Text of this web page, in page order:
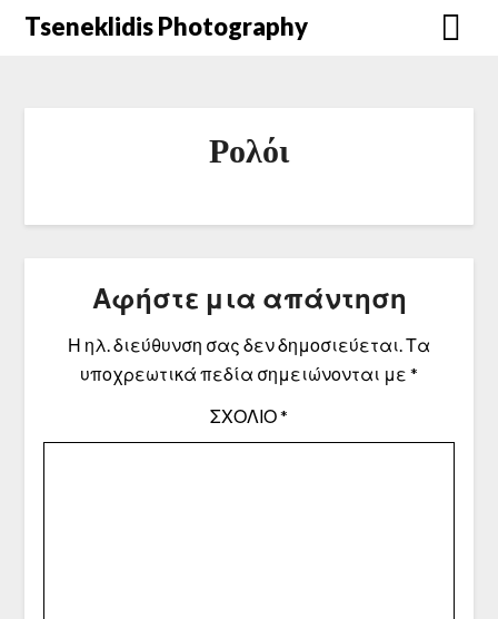
Μετάβαση
Tseneklidis Photography
Ρολόι
Αφήστε μια απάντηση
Η ηλ. διεύθυνση σας δεν δημοσιεύεται.Τα
υποχρεωτικά πεδία σημειώνονται με *
ΣΧΌΛΙΟ*